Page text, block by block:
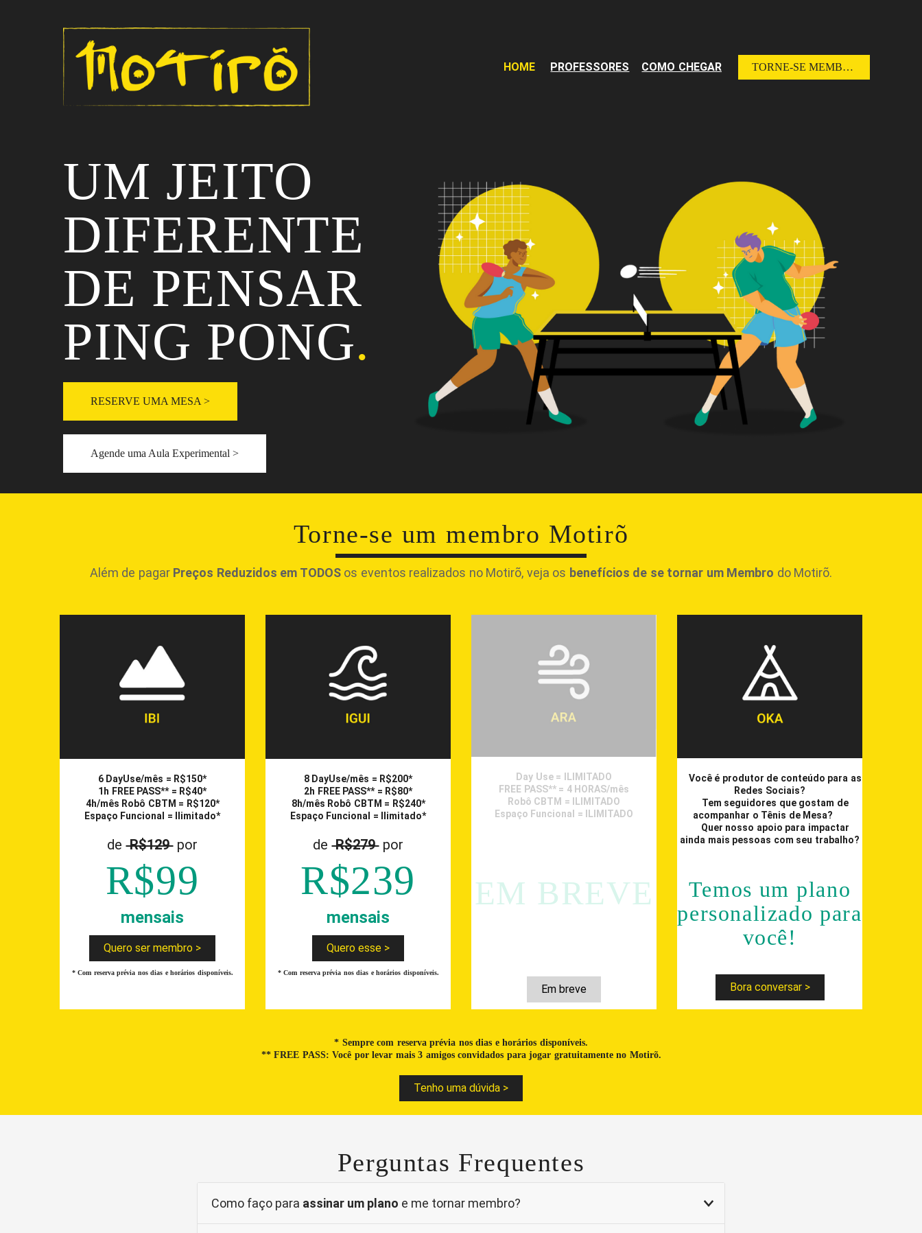
HOME PROFESSORES COMO CHEGAR TORNE-SE MEMBRO
UM JEITO
DIFERENTE
DE PENSAR
PING PONG.
RESERVE UMA MESA >
Agende uma Aula Experimental >
Torne-se um membro Motirõ
Além de pagar Preços Reduzidos em TODOSos eventos realizados no Motirõ, veja os benefícios de se tornar um Membro do Motirõ.
6 DayUse/mês = R$150*
1h FREE PASS** = R$40*
4h/mês Robô CBTM = R$120*
Espaço Funcional = Ilimitado*
deR$129por
R$99
mensais
Quero ser membro >
* Com reserva prévia nos dias e horários disponíveis.
8 DayUse/mês = R$200*
2h FREE PASS** = R$80*
8h/mês Robô CBTM = R$240*
Espaço Funcional = Ilimitado*
deR$279por
R$239
mensais
Quero esse >
* Com reserva prévia nos dias e horários disponíveis.
Day Use = ILIMITADO
FREE PASS** = 4 HORAS/mês
Robô CBTM = ILIMITADO
Espaço Funcional = ILIMITADO
EM BREVE
Em breve
Você é produtor de conteúdo para as
Redes Sociais?
Tem seguidores que gostam de
acompanhar o Tênis de Mesa?
Quer nosso apoio para impactar
ainda mais pessoas com seu trabalho?
Temos um plano
personalizado para
você!
Bora conversar >
* Sempre com reserva prévia nos dias e horários disponíveis.
** FREE PASS: Você por levar mais 3 amigos convidados para jogar gratuitamente no Motirõ.
Tenho uma dúvida >
Perguntas Frequentes
Como faço para assinar um plano e me tornar membro?